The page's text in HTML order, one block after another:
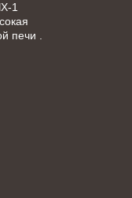
1
печи .